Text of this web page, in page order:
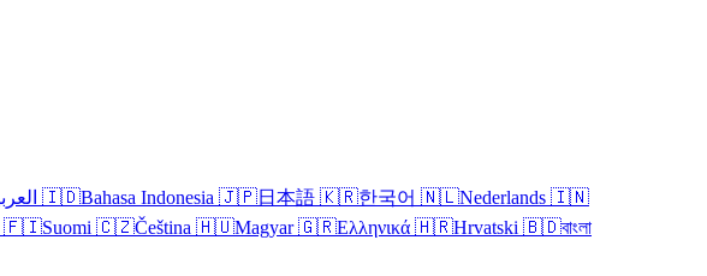
🇮🇩Bahasa Indonesia 🇯🇵日本語 🇰🇷한국어 🇳🇱Nederlands 🇮🇳
🇫🇮Suomi 🇨🇿Čeština 🇭🇺Magyar🇬🇷Ελληνικά 🇭🇷Hrvatski 🇧🇩বাংলা